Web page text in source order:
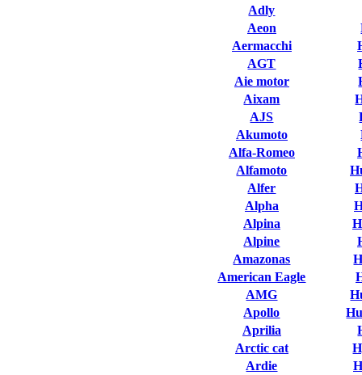
Adly
Aeon
Aermacchi
AGT
Aie motor
Aixam
AJS
Akumoto
Alfa-Romeo
Alfamoto
Alfer
Alpha
Alpina
Alpine
Amazonas
American Eagle
AMG
Apollo
Aprilia
Arctic cat
Ardie